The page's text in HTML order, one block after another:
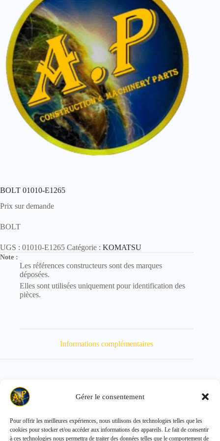
Gérer le consentement
Pour offrir les meilleures expériences, nous utilisons des technologies telles que les
cookies pour stocker et/ou accéder aux informations des appareils. Le fait de consentir
à ces technologies nous permettra de traiter des données telles que le comportement de
BOLT 01010-E1265
Prix sur demande
BOLT
UGS : 01010-E1265 Catégorie : KOMATSU
Note :
Les références constructeurs sont des marques
déposées.
Elles sont utilisées uniquement pour identification des
pièces.
Informations complémentaires
Poids 64 kg
Copyright © 2026 - ALL PARTS FRANCE SAS